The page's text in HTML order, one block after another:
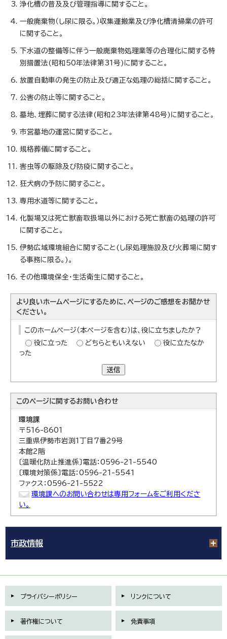
浄化槽の普及及び管理指導に関すること。
一般廃棄物（し尿に限る。）収集運搬業及び浄化槽清掃業の許可
に関すること。
下水道の整備等に伴う一般廃棄物処理業等の合理化に関する特
別措置法(昭和50年法律第31号)に関すること。
放置自動車の発生の防止及び適正な処理の総括に関すること。
公害の防止等に関すること。
墓地、埋葬に関する法律(昭和23年法律第48号)に関すること。
市営墓地の運営に関すること。
規格葬儀に関すること。
害虫等の駆除及び防疫に関すること。
狂犬病の予防に関すること。
専用水道等に関すること。
化製場又は死亡獣畜取扱場以外における死亡獣畜の処理の許可
に関すること。
伊勢広域環境組合に関すること(し尿処理施設及び火葬場に関す
る事務に限る。)。
その他環境保全・生活衛生に関すること。
より良いホームページにするために、ページのご感想をお聞かせ
ください。
このホームページ（本ページを含む）は、役に立ちましたか？
役に立った
どちらともいえない
役に立たなか
った
送信
このページに関するお問い合わせ
環境課
〒516-8601
三重県伊勢市岩渕1丁目7番29号
本館2階
〔温暖化防止推進係〕電話：0596-21-5540
〔環境対策係〕電話：0596-21-5541
ファクス：0596-21-5522
環境課へのお問い合わせは専用フォームをご利用くださ
い。
市政情報
プライバシーポリシー リンクについて
著作権について 免責事項